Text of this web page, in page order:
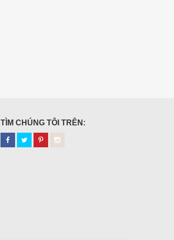
TÌM CHÚNG TÔI TRÊN: